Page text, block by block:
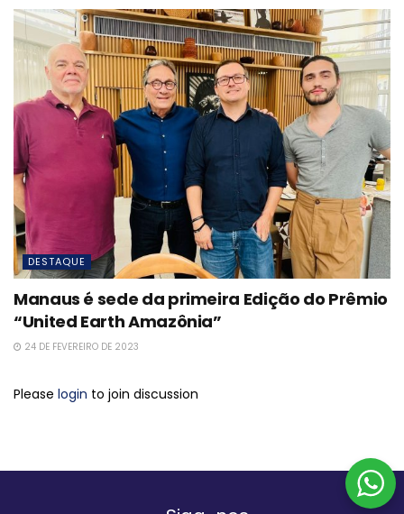
DESTAQUE
Manaus é sede da primeira Edição do Prêmio
“United Earth Amazônia”
24 DE FEVEREIRO DE 2023
Please login to join discussion